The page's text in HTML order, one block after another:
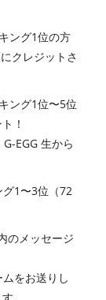
ング1位の方
クレジットさ
ング1位〜5位
！
EGG 生から
1〜3位（72
のメッセージ
をお送りし